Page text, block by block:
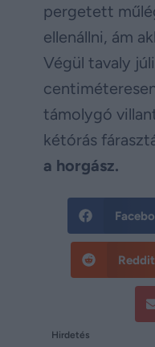
pergetett
ellenállni, ám
Végül tavaly
támolygó
kétórás
a horgász.
Reddit
Hirdetés